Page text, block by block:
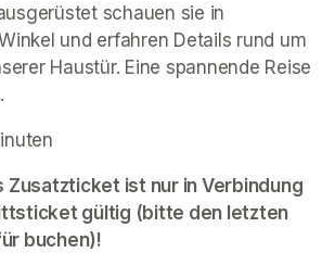
schauen sie in
und erfahren Details rund um
Haustür. Eine spannende Reise
Zusatzticket ist nur in Verbindung
gültig (bitte den letzten
buchen)!